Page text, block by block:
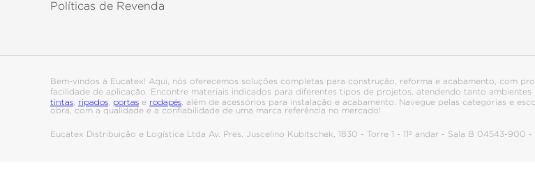
Políticas de Revenda
Bem-vindos à Eucatex! Aqui, nós oferecemos soluções completas para construção, reforma e acabamento, com
facilidade de aplicação. Encontre materiais indicados para diferentes tipos de projetos, atendendo tanto ambientes
tintas ripados portas e rodapés , além de acessórios para instalação e acabamento. Navegue pelas categorias e
obra, com a qualidade e a confiabilidade de uma marca referência no mercado!
Eucatex Distribuição e Logística Ltda Av. Pres. Juscelino Kubitschek, 1830 - Torre 1 - 11º andar - Sala B 04543-900